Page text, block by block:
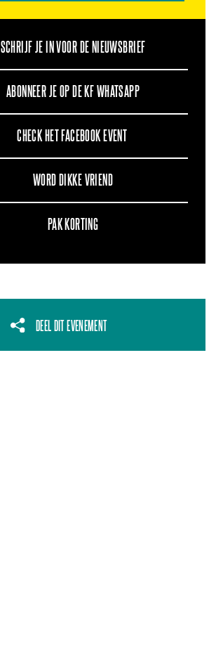
SCHRIJF JE IN VOOR DE NIEUWSBRIEF
ABONNEER JE OP DE KF WHATSAPP
CHECK HET FACEBOOK EVENT
WORD DIKKE VRIEND
PAK KORTING
DEEL DIT EVENEMENT